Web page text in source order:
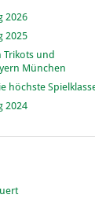
2026
2025
Trikots und
München
höchste
2024